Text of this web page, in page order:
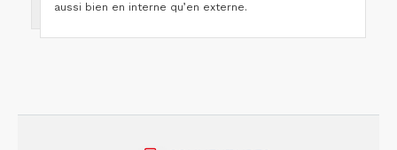
aussi bien en interne qu’en externe.